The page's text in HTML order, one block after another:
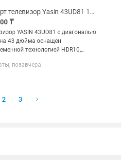
Смарт телевизор Yasin 43UD81 109см чёрный
₸
YASIN 43UD81 с диагональю
43 дюйма оснащен
технологией HDR10,
цвета, а также
позавчера
2 3